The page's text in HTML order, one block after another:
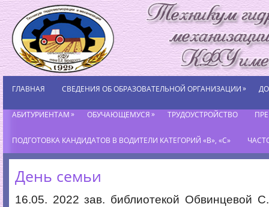
ГЛАВНАЯ СВЕДЕНИЯ ОБ ОБРАЗОВАТЕЛЬНОЙ ОРГАНИЗАЦИИ»
АБИТУРИЕНТАМ» ОБУЧАЮЩЕМУСЯ» ТРУДОУСТРОЙСТВО
ПОДГОТОВКА КАНДИДАТОВ В ВОДИТЕЛИ КАТЕГОРИЙ «В», «С»
День семьи
16.05. 2022 зав. библиотекой Обвинцевой